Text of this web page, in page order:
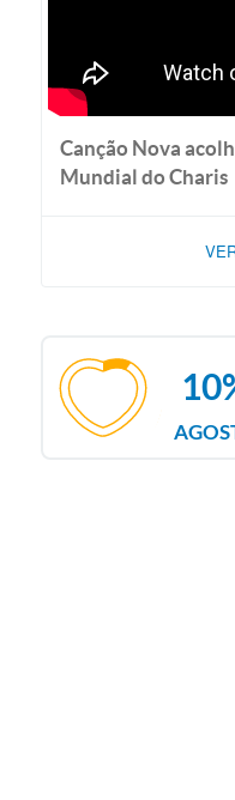
Canção Nova
Mundial do Charis